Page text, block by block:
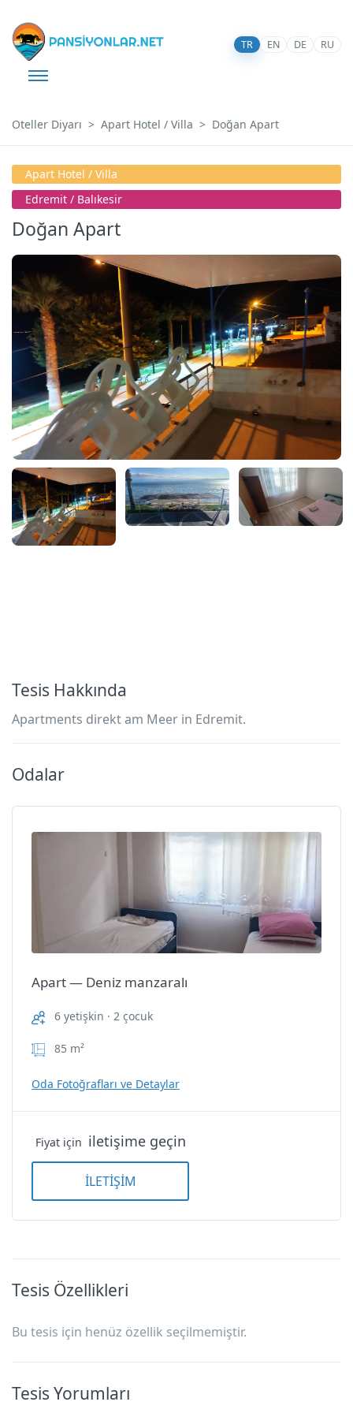
TR EN DE RU
Oteller Diyarı Apart Hotel / Villa Doğan Apart
Apart Hotel / Villa
Edremi̇t / Balıkesir
Doğan Apart
Tesis Hakkında
Apartments direkt am Meer in Edremit.
Odalar
Apart — Deniz manzaralı
6 yetişkin · 2 çocuk
85 m²
Oda Fotoğrafları ve Detaylar
Fiyat için iletişime geçin
İLETİŞİM
Tesis Özellikleri
Bu tesis için henüz özellik seçilmemiştir.
Tesis Yorumları